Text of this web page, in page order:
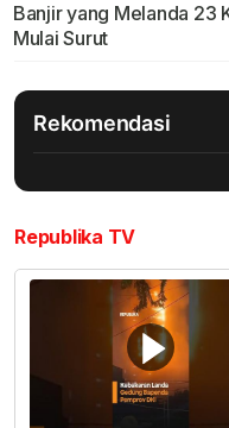
Banjir yang Melanda 23
Mulai Surut
Rekomendasi
Republika TV